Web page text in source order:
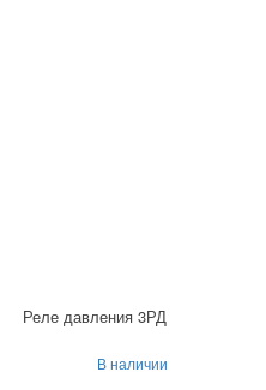
Реле давления 3РД
В наличии